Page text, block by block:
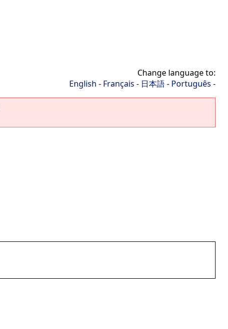
Change language to:
English - Français - 日本語- Português -